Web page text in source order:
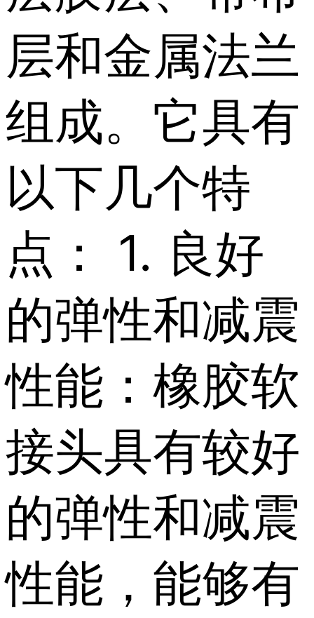
层和金属法兰
组成。它具有
以下几个特
点： 1. 良好
的弹性和减震
性能：橡胶软
接头具有较好
的弹性和减震
性能，能够有